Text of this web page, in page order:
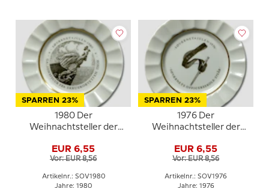
SPARREN 23%
1980 Der
Weihnachtsteller der
Copenhagen
EUR 6,55
Vor: EUR 8,56
Artikelnr.: SOV1980
Jahre: 1980
SPARREN 23%
1976 Der
Weihnachtsteller der
Copenhagen
EUR 6,55
Vor: EUR 8,56
Artikelnr.: SOV1976
Jahre: 1976